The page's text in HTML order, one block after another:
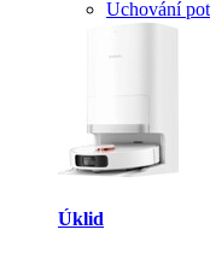
Uchování
Úklid